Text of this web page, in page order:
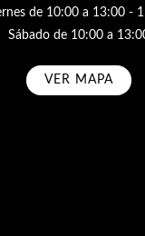
de 10:00 a 13:00 -
Sábado de 10:00 a
VER MAPA